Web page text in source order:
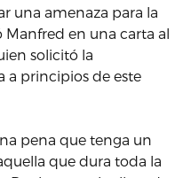
una amenaza para la
Manfred en una carta al
solicitó la
a principios de este
pena que tenga un
que dura toda la